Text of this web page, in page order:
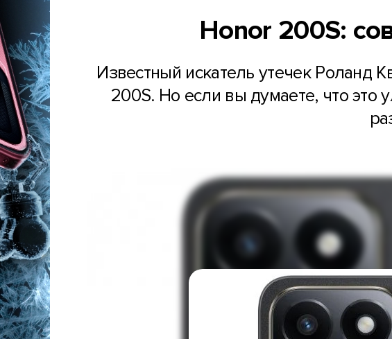
Honor 200S:
Известный искатель утечек Роланд
200S. Но если вы думаете, что это